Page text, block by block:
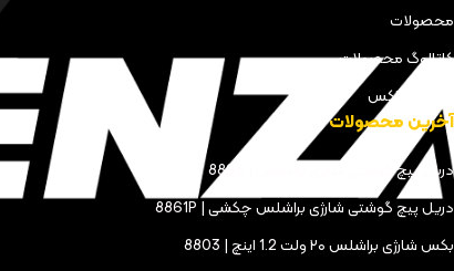
محصولات
کاتالوگ محصولات
مجله کنزاکس
آخرین محصولات
دریل پیچ گوشتی شارژی براشلس | 8898
دریل پیچ گوشتی شارژی براشلس چکشی | 8861P
بکس شارژی براشلس ۲۰ ولت 1.2 اینچ | 8803